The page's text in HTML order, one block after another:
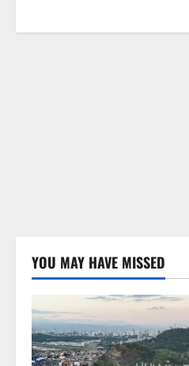
YOU MAY HAVE MISSED